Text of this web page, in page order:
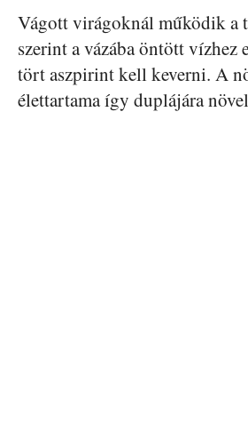
Vágott virágoknál működik a
szerint a vázába öntött vízhez
tört aszpirint kell keverni. A
élettartama így duplájára